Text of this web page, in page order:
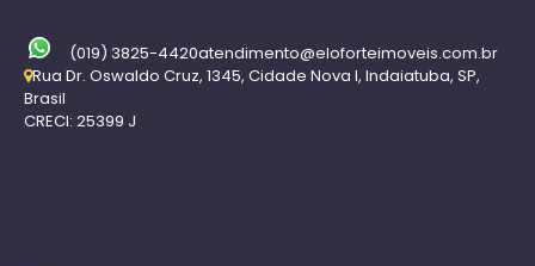
(019) 3825-4420atendimento@eloforteimoveis.com.br
Rua Dr. Oswaldo Cruz, 1345, Cidade Nova I, Indaiatuba, SP,
Brasil
CRECI: 25399 J